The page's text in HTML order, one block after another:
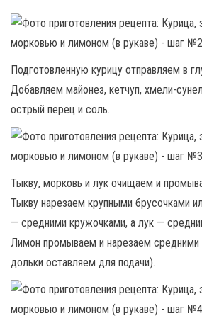
Подготовленную курицу отправляем в
Добавляем майонез, кетчуп, хмели-
острый перец и соль.
Тыкву, морковь и лук очищаем и
Тыкву нарезаем крупными брусочками
— средними кружочками, а лук —
Лимон промываем и нарезаем
дольки оставляем для подачи).